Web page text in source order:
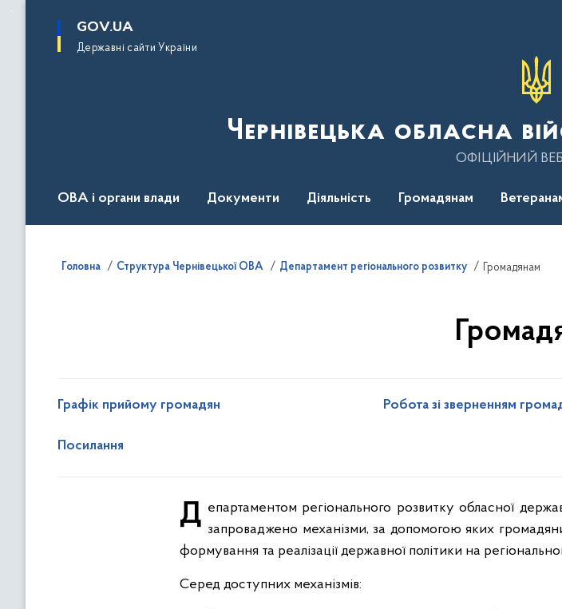
основного
GOV.UA
Державні сайти України
Чернівецька обласна
ОФІЦІЙНИЙ
ОВА і органи влади Документи Діяльність Громадянам
Головна Структура Чернівецької ОВА Департамент регіонального розвитку Громадянам
Графік прийому громадян Робота зі зверненням
Посилання
Департаментом регіонального розвитку обласної державної адміністрації (обласної військової адміністрації) запроваджено механізми, за допомогою яких
формування та реалізації державної політики на
Серед доступних механізмів: